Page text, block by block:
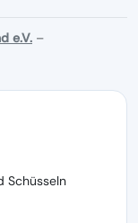
e.V. –
Schüsseln